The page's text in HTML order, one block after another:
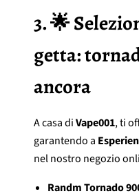
3. 🌟
getta:
ancora
A casa diVape001, ti
garantendo a
nel nostro negozio
Randm Tornado